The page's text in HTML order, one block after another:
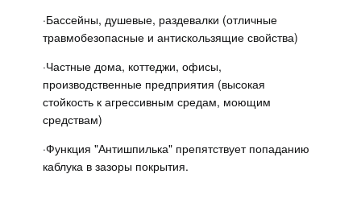
·Бассейны, душевые, раздевалки (отличные
травмобезопасные и антискользящие свойства)
·Частные дома, коттеджи, офисы,
производственные предприятия (высокая
стойкость к агрессивным средам, моющим
средствам)
·Функция "Антишпилька" препятствует попаданию
каблука в зазоры покрытия.